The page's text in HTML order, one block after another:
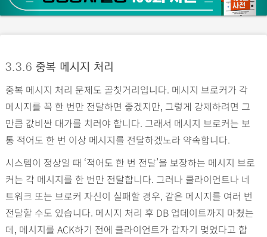
e
u
s
x
3.3.6 중복 메시지 처리
중복 메시지 처리 문제도 골칫거리입니다. 메시지 브로커가 각
메시지를 꼭 한 번만 전달하면 좋겠지만, 그렇게 강제하려면 그
만큼 값비싼 대가를 치러야 합니다. 그래서 메시지 브로커는 보
통 적어도 한 번 이상 메시지를 전달하겠노라 약속합니다.
시스템이 정상일 때 ‘적어도 한 번 전달’을 보장하는 메시지 브로
커는 각 메시지를 한 번만 전달합니다. 그러나 클라이언트나 네
트워크 또는 브로커 자신이 실패할 경우, 같은 메시지를 여러 번
전달할 수도 있습니다. 메시지 처리 후 DB 업데이트까지 마쳤는
데, 메시지를 ACK하기 전에 클라이언트가 갑자기 멎었다고 합